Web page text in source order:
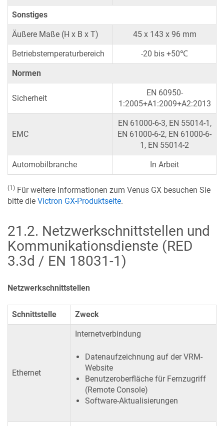
Sonstiges
Äußere Maße (H x B x T) 45 x 143 x 96 mm
Betriebstemperaturbereich -20 bis +50℃
Normen
Sicherheit
EN 60950-
1:2005+A1:2009+A2:2013
EMC
EN 61000-6-3, EN 55014-1,
EN 61000-6-2, EN 61000-6-
1, EN 55014-2
Automobilbranche In Arbeit
(1) Für weitere Informationen zum Venus GX besuchen Sie
bitte die Victron GX-Produktseite.
21.2. Netzwerkschnittstellen und
Kommunikationsdienste (RED
3.3d / EN 18031-1)
Netzwerkschnittstellen
Schnittstelle Zweck
Ethernet
Internetverbindung
Datenaufzeichnung auf der VRM-
Website
Benutzeroberfläche für Fernzugriff
(Remote Console)
Software-Aktualisierungen